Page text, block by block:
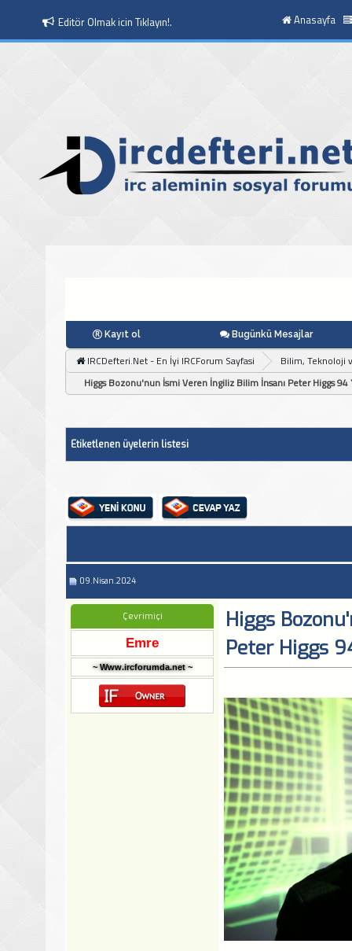
Moderatör Olmak icin Tıklayın!. Anasayfa
Kayıt ol Bugünkü Mesajlar
IRCDefteri.Net - En İyi IRCForum Sayfasi
Bilim, Teknoloji
Higgs Bozonu'nun İsmi Veren İngiliz Bilim İnsanı Peter Higgs 94
Etiketlenen üyelerin listesi
09.Nisan.2024
Çevrimiçi
Emre
~ Www.ircforumda.net ~
Higgs
Peter Higgs